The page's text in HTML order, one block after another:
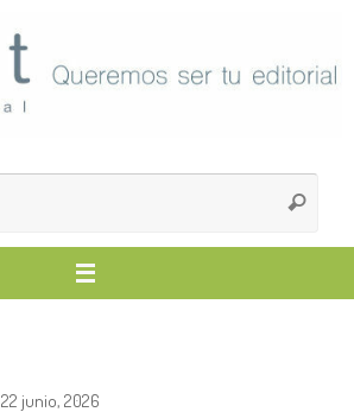
Buscar
22 junio, 2026